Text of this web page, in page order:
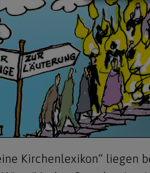
Kirchenlexikon“ liegen